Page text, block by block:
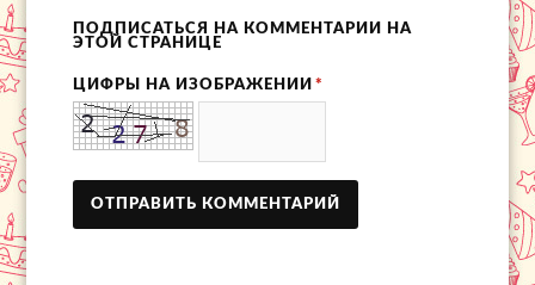
ПОДПИСАТЬСЯ НА КОММЕНТАРИИ НА
ЭТОЙ СТРАНИЦЕ
ЦИФРЫ НА ИЗОБРАЖЕНИИ *